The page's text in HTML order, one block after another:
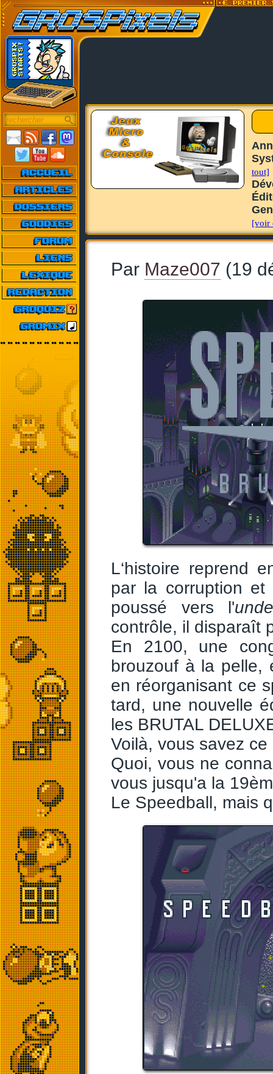
tout]
[voir
Par Maze007 (19
L‘histoire reprend
par la corruption
poussé vers l'
contrôle, il disparaît
En 2100, une
brouzouf à la pelle,
en réorganisant ce
tard, une nouvelle
les BRUTAL
Voilà, vous savez
Quoi, vous ne
vous jusqu'a la
Le Speedball, mais